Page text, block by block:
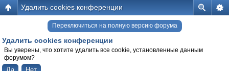
Удалить cookies конференции
Переключиться на полную версию форума
Удалить cookies конференции
Вы уверены, что хотите удалить все cookie, установленные данным
форумом?